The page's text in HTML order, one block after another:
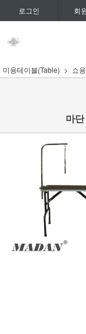
로그인 회
미용테이블(Table) 쇼
마